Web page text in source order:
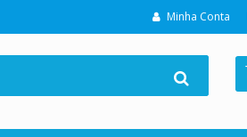
Minha Conta